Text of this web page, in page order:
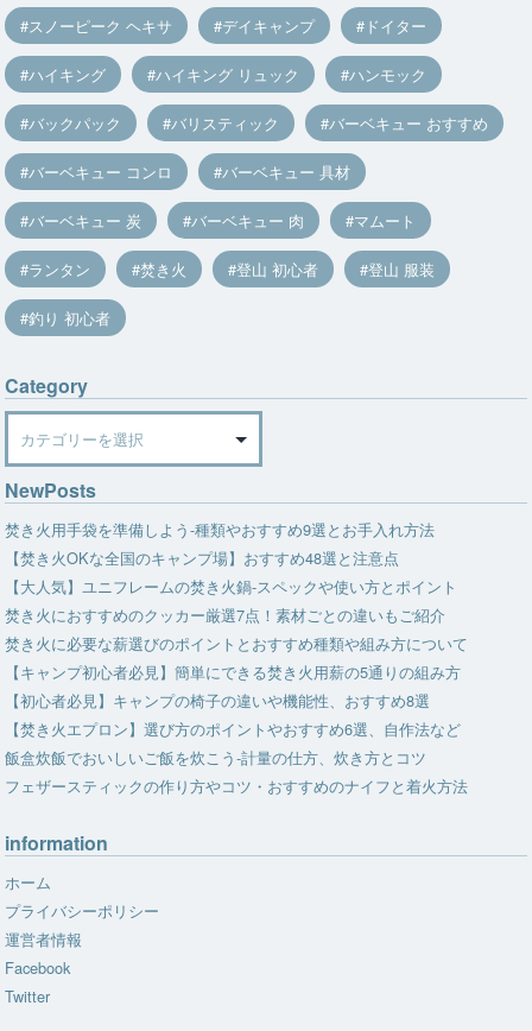
スノーピーク ヘキサ デイキャンプ ドイター
ハイキング ハイキング リュック ハンモック
バックパック バリスティック バーベキュー おすすめ
バーベキュー コンロ バーベキュー 具材
バーベキュー 炭 バーベキュー 肉 マムート
ランタン 焚き火 登山 初心者 登山 服装
釣り 初心者
Category
Category
NewPosts
焚き火用手袋を準備しよう-種類やおすすめ9選とお手入れ方法
【焚き火OKな全国のキャンプ場】おすすめ48選と注意点
【大人気】ユニフレームの焚き火鍋-スペックや使い方とポイント
焚き火におすすめのクッカー厳選7点！素材ごとの違いもご紹介
焚き火に必要な薪選びのポイントとおすすめ種類や組み方について
【キャンプ初心者必見】簡単にできる焚き火用薪の5通りの組み方
【初心者必見】キャンプの椅子の違いや機能性、おすすめ8選
【焚き火エプロン】選び方のポイントやおすすめ6選、自作法など
飯盒炊飯でおいしいご飯を炊こう-計量の仕方、炊き方とコツ
フェザースティックの作り方やコツ・おすすめのナイフと着火方法
information
ホーム
プライバシーポリシー
運営者情報
Facebook
Twitter